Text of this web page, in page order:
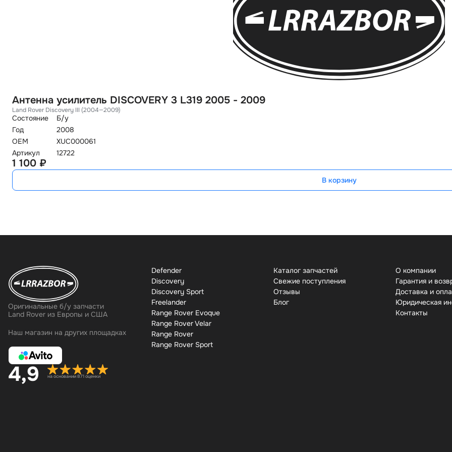
Антенна усилитель DISCOVERY 3 L319 2005 - 2009
Land Rover Discovery III (2004—2009)
Состояние
Б/у
Год
2008
OEM
XUC000061
Артикул
12722
1 100 ₽
В корзину
Оригинальные б/у запчасти
Land Rover из Европы и США
Наш магазин на других площадках
4,9 на основании 871 оценки
Defender
Discovery
Discovery Sport
Freelander
Range Rover Evoque
Range Rover Velar
Range Rover
Range Rover Sport
Каталог запчастей
Свежие поступления
Отзывы
Бло
О компании
Гарантия и
Доставка и
Юридическая
Контакты